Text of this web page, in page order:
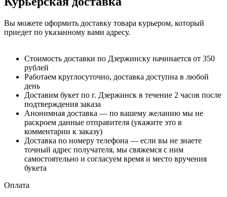
Вы можете оформить доставку товара курьером, который
приедет по указанному вами адресу.
Стоимость доставки по Дзержинску начинается от 350
рублей
Работаем круглосуточно, доставка доступна в любой
день
Доставим букет по г. Дзержинск в течение 2 часов после
подтверждения заказа
Анонимная доставка — по вашему желанию мы не
раскроем данные отправителя (укажите это в
комментарии к заказу)
Доставка по номеру телефона — если вы не знаете
точный адрес получателя, мы свяжемся с ним
самостоятельно и согласуем время и место вручения
букета
Оплата